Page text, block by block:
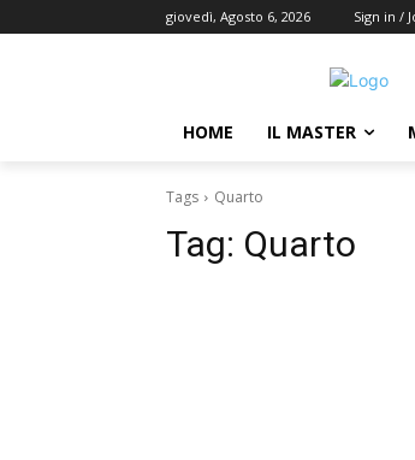
giovedì, Agosto 6, 2026 Sign in /
HOME IL MASTER
Tags Quarto
Tag: Quarto